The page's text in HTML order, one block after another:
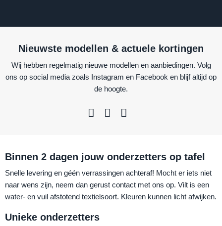
Nieuwste modellen & actuele kortingen
Wij hebben regelmatig nieuwe modellen en aanbiedingen. Volg
ons op social media zoals Instagram en Facebook en blijf altijd op
de hoogte.
Binnen 2 dagen jouw onderzetters op tafel
Snelle levering en géén verrassingen achteraf! Mocht er iets niet
naar wens zijn, neem dan gerust contact met ons op. Vilt is een
water- en vuil afstotend textielsoort. Kleuren kunnen licht afwijken.
Unieke onderzetters